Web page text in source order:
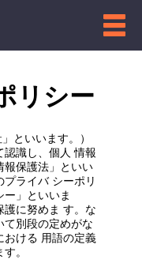
リシー
といいます。）
認識し、個人 情報
報保護法」といい
プライバ シーポリ
」といいま
護に努めま す。な
て別段の定めがな
おける 用語の定義
。